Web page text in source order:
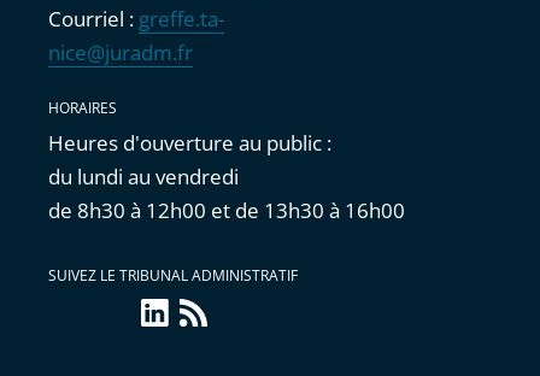
Courriel : greffe.ta-
nice@juradm.fr
HORAIRES
Heures d'ouverture au public :
du lundi au vendredi
de 8h30 à 12h00 et de 13h30 à 16h00
SUIVEZ LE TRIBUNAL ADMINISTRATIF
LinkedIn
Flux
RSS